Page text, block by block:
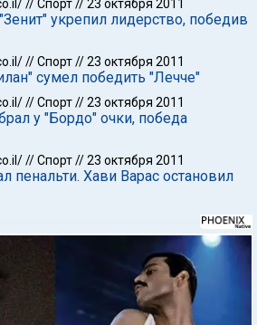
// Спорт// 23 октября 2011
укрепил лидерство, победив
//Спорт//23 октября 2011
сумел победить "Лечче"
//Спорт//23 октября 2011
у "Бордо" очки, победа
//Спорт//23 октября 2011
пенальти. Хави Варас остановил